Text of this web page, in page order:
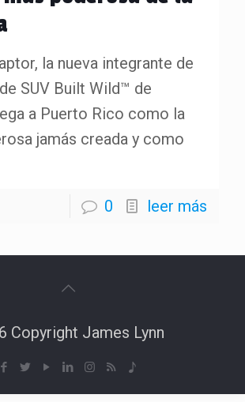
la nueva integrante de
SUV Built Wild™ de
a Puerto Rico como la
jamás creada y como
0 leer más
Copyright James Lynn